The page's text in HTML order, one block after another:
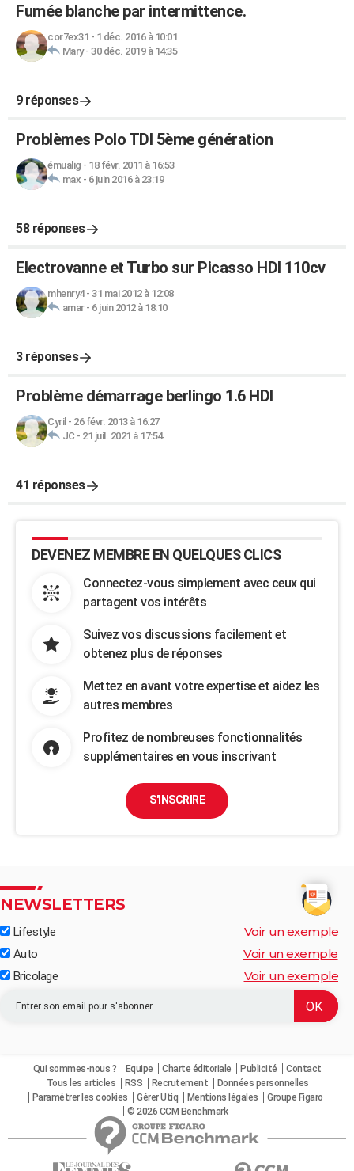
Fumée blanche par intermittence.
cor7ex31 - 1 déc. 2016 à 10:01
Mary- 30 déc. 2019 à 14:35
9 réponses
Problèmes Polo TDI 5ème génération
émualig - 18 févr. 2011 à 16:53
max - 6 juin 2016 à 23:19
58 réponses
Electrovanne et Turbo sur Picasso HDI 110cv
mhenry4- 31 mai 2012 à 12:08
amar- 6 juin 2012 à 18:10
3 réponses
Problème démarrage berlingo 1.6 HDI
Cyril - 26 févr. 2013 à 16:27
JC - 21 juil. 2021 à 17:54
41 réponses
DEVENEZ MEMBRE EN QUELQUES CLICS
Connectez-vous simplement avec ceux qui
partagent vos intérêts
Suivez vos discussions facilement et
obtenez plus de réponses
Mettez en avant votre expertise et aidez les
autres membres
Profitez de nombreuses fonctionnalités
supplémentaires en vous inscrivant
S'INSCRIRE
NEWSLETTERS
Lifestyle Voir un exemple
Auto Voir un exemple
Bricolage Voir un exemple
Qui sommes-nous ? Equipe Charte éditoriale Publicité
Contact
Tous les articles
RSS Recrutement
Données personnelles
Paramétrer les cookies
Gérer Utiq Mentions légales
Groupe Figaro
© 2026 CCM Benchmark